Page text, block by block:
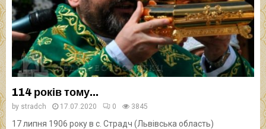
114 років тому…
by stradch 17.07.2020 0 3845
17 липня 1906 року в с. Страдч (Львівська область)